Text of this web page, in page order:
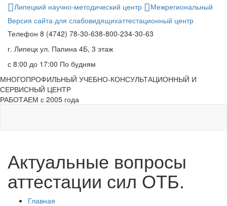
Липецкий научно-методический центр
Межрегиональный
аттестационный центр
Версия сайта для слабовидящих
Телефон 8 (4742) 78-30-638-800-234-30-63
г. Липецк ул. Папина 4Б, 3 этаж
с 8:00 до 17:00 По будням
МНОГОПРОФИЛЬНЫЙ УЧЕБНО-КОНСУЛЬТАЦИОННЫЙ И
СЕРВИСНЫЙ ЦЕНТР
РАБОТАЕМ с 2005 года
Актуальные вопросы
аттестации сил ОТБ.
Главная